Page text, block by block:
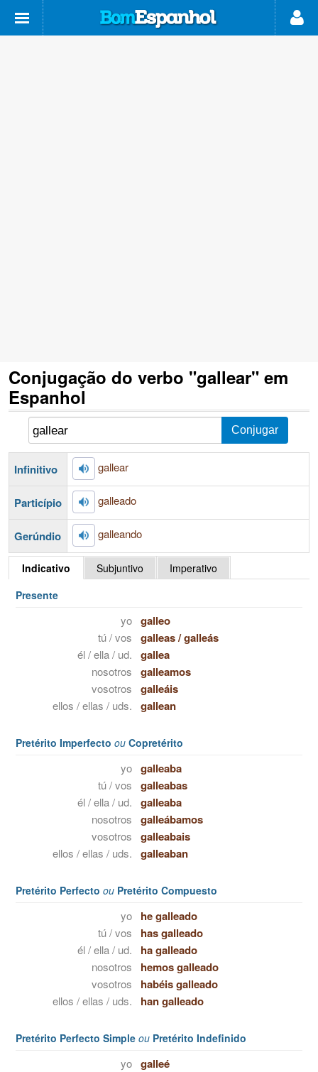
Conjugação do verbo "gallear" em
Espanhol
Infinitivo gallear
Particípio galleado
Gerúndio galleando
Indicativo Subjuntivo
Imperativo
Presente
yo galleo
tú / vos galleas/galleás
él / ella / ud. gallea
nosotros galleamos
vosotros galleáis
ellos / ellas / uds. gallean
Pretérito Imperfecto ou Copretérito
yo galleaba
tú / vos galleabas
él / ella / ud. galleaba
nosotros galleábamos
vosotros galleabais
ellos / ellas / uds. galleaban
Pretérito Perfecto ou Pretérito Compuesto
yo he galleado
tú / vos has galleado
él / ella / ud. ha galleado
nosotros hemos galleado
vosotros habéis galleado
ellos / ellas / uds. han galleado
Pretérito Perfecto Simple ou Pretérito Indefinido
yo galleé